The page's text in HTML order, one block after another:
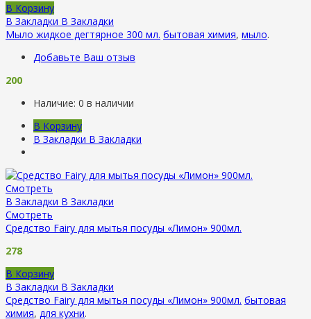
В Корзину
В Закладки В Закладки
Мыло жидкое дегтярное 300 мл. бытовая химия, мыло.
Добавьте Ваш отзыв
200
Наличие: 0 в наличии
В Корзину
В Закладки В Закладки
Смотреть
В Закладки В Закладки
Смотреть
Средство Fairy для мытья посуды «Лимон» 900мл.
278
В Корзину
В Закладки В Закладки
Средство Fairy для мытья посуды «Лимон» 900мл. бытовая
химия, для кухни.